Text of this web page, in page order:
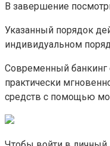
В завершение
Указанный порядок
индивидуальном
Современный банкинг
практически
средств с помощью